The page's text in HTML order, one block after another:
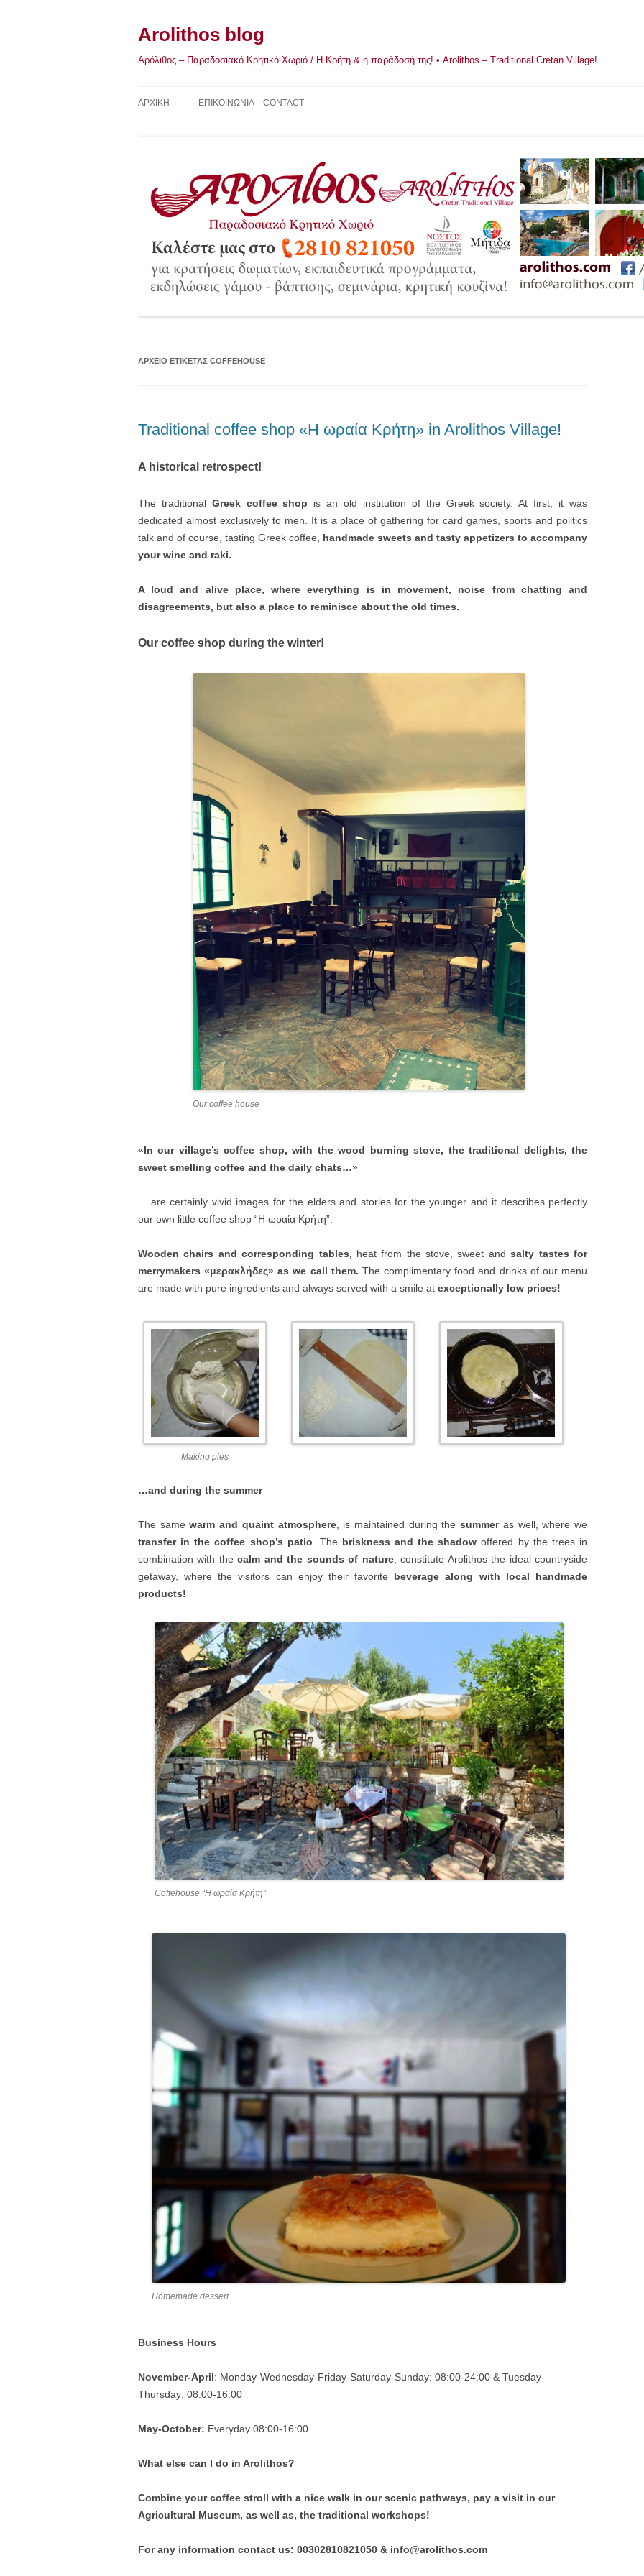
Arolithos blog
Αρόλιθος – Παραδοσιακό Κρητικό Χωριό / Η Κρήτη & η παράδοσή της! • Arolithos – Traditional Cretan Village!
ΑΡΧΙΚΉ ΕΠΙΚΟΙΝΩΝΙΑ – CONTACT
ΑΡΧΕΊΟ ΕΤΙΚΈΤΑΣ COFFEHOUSE
Traditional coffee shop «Η ωραία Κρήτη» in Arolithos Village!
A historical retrospect!
The traditional Greek coffee shop is an old institution of the Greek society. At first, it was
dedicated almost exclusively to men. It is a place of gathering for card games, sports and politics
talk and of course, tasting Greek coffee, handmade sweets and tasty appetizers to accompany
your wine and raki.
A loud and alive place, where everything is in movement, noise from chatting and
disagreements, but also a place to reminisce about the old times.
Our coffee shop during the winter!
Our coffee house
«In our village’s coffee shop, with the wood burning stove, the traditional delights, the
sweet smelling coffee and the daily chats…»
….are certainly vivid images for the elders and stories for the younger and it describes perfectly
our own little coffee shop “Η ωραία Κρήτη”.
Wooden chairs and corresponding tables, heat from the stove, sweet andsalty tastes for
merrymakers «μερακλήδες» as we call them. The complimentary food and drinks of our menu
are made with pure ingredients and always served with a smile at exceptionally low prices!
Making pies
…and during the summer
The same warm and quaint atmosphere, is maintained during thesummeras well, where we
transfer in the coffee shop’s patio . The briskness and the shadow offered by the trees in
combination with thecalm and the sounds of nature, constitute Arolithos the ideal countryside
getaway, where the visitors can enjoy their favorite beverage along with local handmade
products!
Coffehouse “Η ωραία Κρήτη”
Homemade dessert
Business Hours
November-April: Monday-Wednesday-Friday-Saturday-Sunday: 08:00-24:00 & Tuesday-
Thursday: 08:00-16:00
May-October: Everyday 08:00-16:00
What else can I do in Arolithos?
Combine your coffee stroll with a nice walk in our scenic pathways, pay a visit in our
Agricultural Museum, as well as, the traditional workshops!
For any information contact us: 00302810821050 & info@arolithos.com